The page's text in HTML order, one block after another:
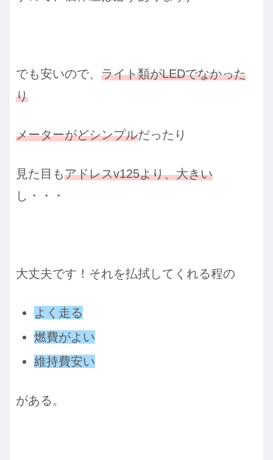
でも安いので、 ライト類がLEDでなかった
り
メーターがどシンプルだったり
見た目もアドレスv125より、大きい
し・・・
大丈夫です！それを払拭してくれる程の
よく走る
燃費がよい
維持費安い
がある。